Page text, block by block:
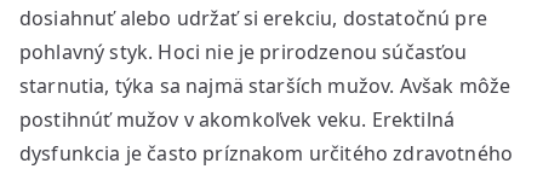
dosiahnuť alebo udržať si erekciu, dostatočnú pre
pohlavný styk. Hoci nie je prirodzenou súčasťou
starnutia, týka sa najmä starších mužov. Avšak môže
postihnúť mužov v akomkoľvek veku. Erektilná
dysfunkcia je často príznakom určitého zdravotného